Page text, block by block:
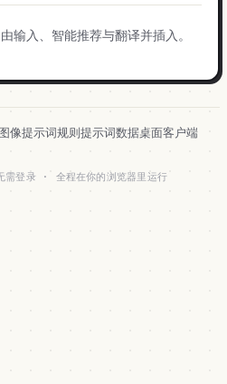
输入、智能推荐与翻译并插入。
图像提示词规则 提示词数据桌面客户端
登录 · 全程在你的浏览器里运行